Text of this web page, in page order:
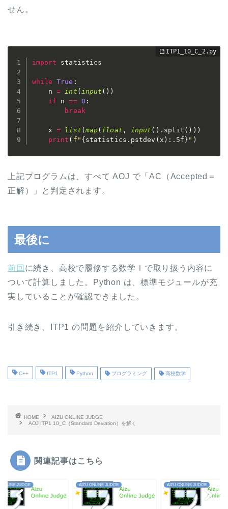
せん。
import statistics
while True :
    n
= int ( input ( ) )
if n == 0 :
break
    x
= list ( map ( float , input ( ) . split ( ) ) )
print ( f" { statistics . pstdev ( x ) : .5f } " )
上記プログラムは、すべて AOJ で「AC（Accepted＝
正解）」と判定されます。
最後に
前回 に続き、高校で履修する数学Ⅰで取り扱う内容に
ついて計算しました。Python は、標準モジュールが充
実していることが確認できました。
引き続き、ITP1 の問題を紹介していきます。
C++ ITP1 Python プログラミング 高校数学
HOME
AIZU ONLINE JUDGE
AOJ ITP1 10_C（Standard Deviation）を解く
関連記事はこちら
ONLINE JUDGE AIZU ONLINE JUDGE AIZU ONLINE JUDGE